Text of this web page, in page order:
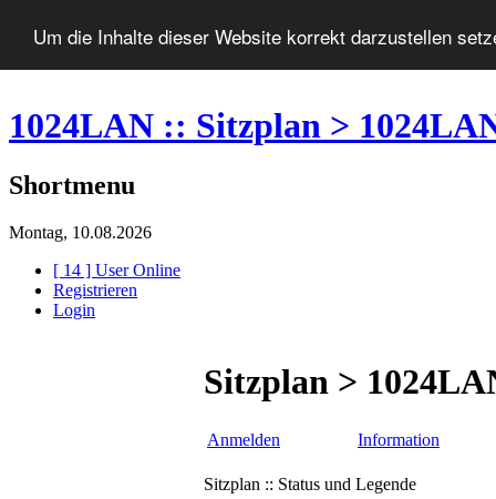
Um die Inhalte dieser Website korrekt darzustellen
1024LAN :: Sitzplan >
Shortmenu
Montag, 10.08.2026
[ 14 ] User Online
Registrieren
Login
Sitzplan >
Anmelden Information
Sitzplan :: Status und Legende